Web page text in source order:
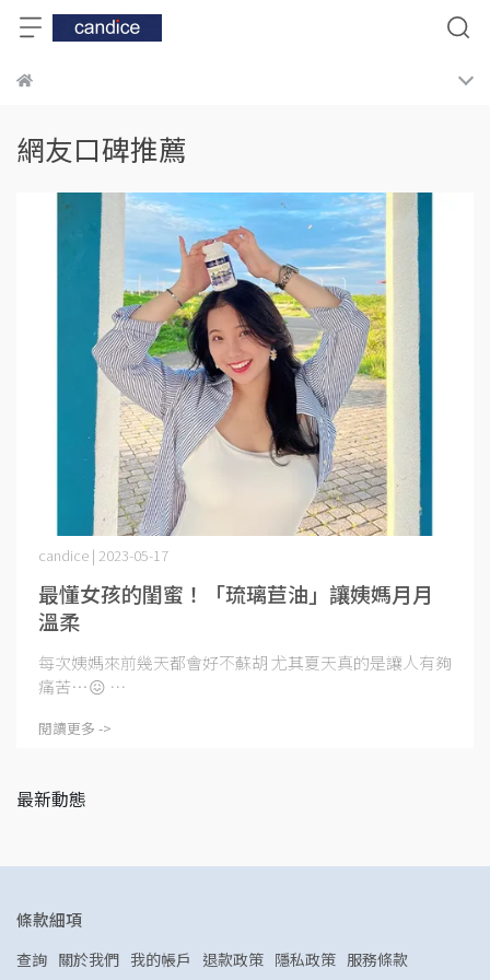
網友口碑推薦
最懂女孩的閨蜜！「琉璃苣油」讓姨媽月月
溫柔
candice | 2023-05-17
每次姨媽來前幾天都會好不蘇胡 尤其夏天真的是讓人有夠
痛苦…😖 ⋯
閱讀更多 ->
最新動態
條款細項
查詢 關於我們 我的帳戶 退款政策 隱私政策 服務條款